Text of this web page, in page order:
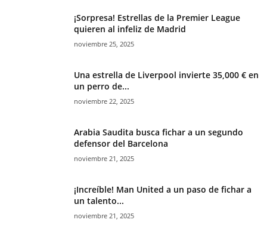
¡Sorpresa! Estrellas de la Premier League
quieren al infeliz de Madrid
noviembre 25, 2025
Una estrella de Liverpool invierte 35,000 € en
un perro de...
noviembre 22, 2025
Arabia Saudita busca fichar a un segundo
defensor del Barcelona
noviembre 21, 2025
¡Increíble! Man United a un paso de fichar a
un talento...
noviembre 21, 2025